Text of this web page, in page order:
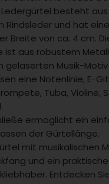
Ledergürtel besteht aus
Rindsleder und hat
Breite von ca. 4 cm.
ist aus robustem
gelaserten Musik-Motiv
eine Notenlinie, E-
Tuba, Violine,
ermöglicht ein
der Gürtellänge.
mit musikalischen
und ein
Entdecken